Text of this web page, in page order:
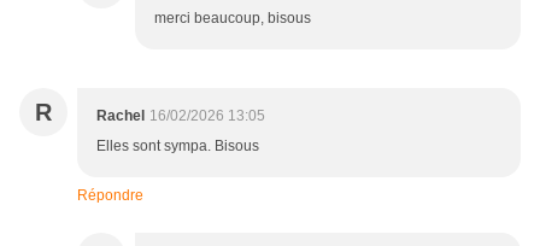
merci beaucoup, bisous
R Rachel 16/02/2026 13:05
Elles sont sympa. Bisous
Répondre